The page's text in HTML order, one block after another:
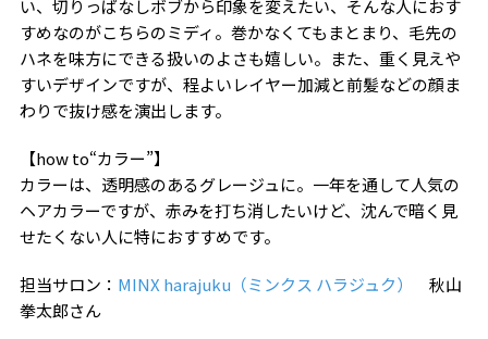
い、切りっぱなしボブから印象を変えたい、そんな人におす
すめなのがこちらのミディ。巻かなくてもまとまり、毛先の
ハネを味方にできる扱いのよさも嬉しい。また、重く見えや
すいデザインですが、程よいレイヤー加減と前髪などの顔ま
わりで抜け感を演出します。
【how to“カラー”】
カラーは、透明感のあるグレージュに。一年を通して人気の
ヘアカラーですが、赤みを打ち消したいけど、沈んで暗く見
せたくない人に特におすすめです。
担当サロン： MINX harajuku（ミンクス ハラジュク）
秋山
拳太郎さん